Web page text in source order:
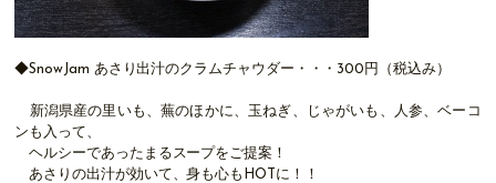
◆SnowJam あさり出汁のクラムチャウダー・・・300円（税込み）
新潟県産の里いも、蕪のほかに、玉ねぎ、じゃがいも、人参、ベーコ
ンも入って、
ヘルシーであったまるスープをご提案！
あさりの出汁が効いて、身も心もHOTに！！